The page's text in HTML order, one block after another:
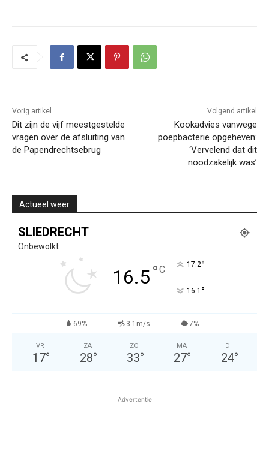
Vorig artikel
Dit zijn de vijf meestgestelde
vragen over de afsluiting van
de Papendrechtsebrug
Volgend artikel
Kookadvies vanwege
poepbacterie opgeheven:
‘Vervelend dat dit
noodzakelijk was’
Actueel weer
SLIEDRECHT
Onbewolkt
16.5°C 17.2°
16.1 °
69% 3.1m/s 7%
VR
17°
ZA
28°
ZO
33°
MA
27°
DI
24°
Advertentie